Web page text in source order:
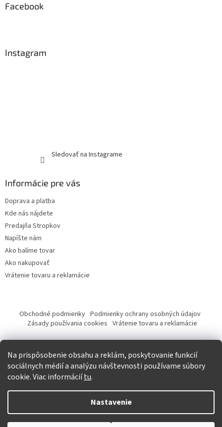
Na prispôsobenie obsahu a reklám, poskytovanie funkcií
sociálnych médií a analýzu návštevnosti používame súbory
cookie. Viac informáciítu.
Nastavenie
Facebook
Instagram
Sledovať na Instagrame
Informácie pre vás
Doprava a platba
Kde nás nájdete
Predajňa Stropkov
Napíšte nám
Ako balíme tovar
Ako nakupovať
Vrátenie tovaru a reklamácie
Obchodné podmienky Podmienky ochrany osobných údajov
Zásady používania cookies Vrátenie tovaru a reklamácie
Tvorba eshopu a SEO optimalizácia